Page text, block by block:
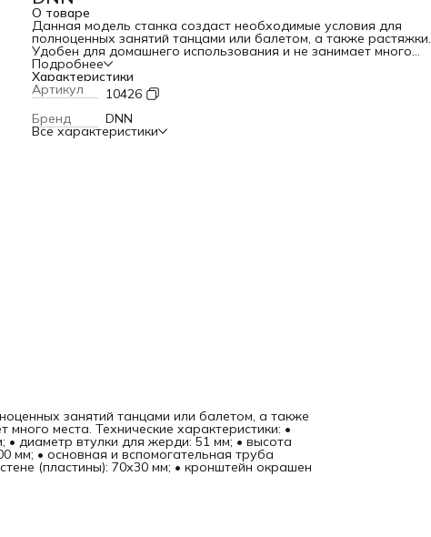
О товаре
Данная модель станка создаст необходимые условия для
полноценных занятий танцами или балетом, а также растяжки.
Удобен для домашнего использования и не занимает много
места. Технические характеристики: • материал: сталь; •
расстояние между центрами жердей: 300 мм; • диаметр втулки
для жерди: 51 мм; • высота кронштейна: 400 мм; • вынос от
стены (глубина) кронштейна: 300 мм; • основная и
вспомогательная труба кронштейна: d27 мм и толщиной 2,8
мм; • размеры крепления к стене (пластины): 70х30 мм; •
кронштейн окрашен порошковой краской в камере
Подробнее
Характеристики
Артикул
10426
Бренд
DNN
Все характеристики
занятий танцами или балетом, а также
места. Технические характеристики: •
диаметр втулки для жерди: 51 мм; • высота
мм; • основная и вспомогательная труба
(пластины): 70х30 мм; • кронштейн окрашен